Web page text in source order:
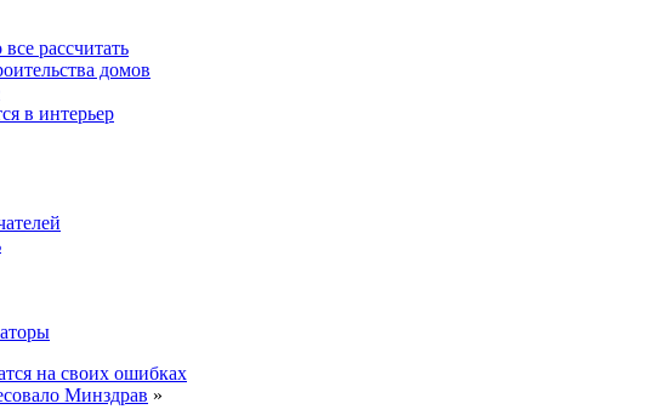
рассчитать
домов
в интерьер
на своих ошибках
Минздрав »